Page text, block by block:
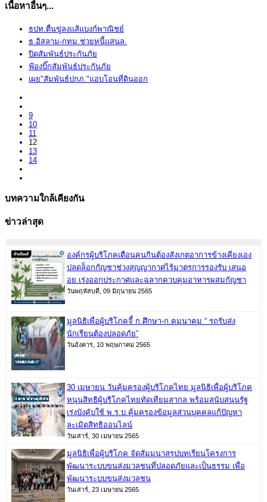
เนื้อหาอื่นๆ...
ธปท.ตื่นขู่ลงแส้แบงก์พาณิชย์
ธ.อิสลาม-กทม.ช่วยหนี้แสนล.
ปิดสัมพันธ์ประกันภัย
ฟ้องบิ๊กสัมพันธ์ประกันภัย
เผย"สัมพันธ์ปกภ."แอบโอนที่ดินออก
9
10
11
12
13
14
บทความใกล้เคียงกัน
ข่าวล่าสุด
องค์กรผู้บริโภคเตือนคนกินต้องสังเกตอาการข้างเคียงเอง
ปลดล็อกกัญชาช่วงสุญญากาศไร้มาตรการรองรับ เสนอ
อย.เร่งออกประกาศและฉลากควบคุมอาหารผสมกัญชา
วันพฤหัสบดี, 09 มิถุนายน 2565
มูลนิธิเพื่อผู้บริโภคจี้ ก.ศึกษา-ก.คมนาคม “ รถรับส่ง
นักเรียนต้องปลอดภัย”
วันอังคาร, 10 พฤษภาคม 2565
30 เมษายน วันคุ้มครองผู้บริโภคไทย มูลนิธิเพื่อผู้บริโภค
หนุนสิทธิผู้บริโภคไทยทัดเทียมสากล พร้อมสนับสนุนรัฐ
เร่งบังคับใช้ พ.ร.บ.คุ้มครองข้อมูลส่วนบุคคลแก้ปัญหา
ละเมิดสิทธิออนไลน์
วันเสาร์, 30 เมษายน 2565
มูลนิธิเพื่อผู้บริโภค จัดสัมมนาสรุปบทเรียนโครงการ
พัฒนาระบบขนส่งมวลชนที่ปลอดภัยและเป็นธรรม เพื่อ
พัฒนาระบบขนส่งมวลชน
วันเสาร์, 23 เมษายน 2565